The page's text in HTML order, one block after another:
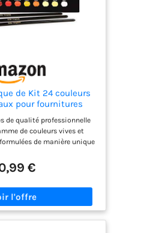
de Kit 24 couleurs
pour fournitures
manuels peintures
sur roche bois
Couleurs vives Non
toxique
de qualité professionnelle
de couleurs vives et
de manière unique
de brillance et de clarté des
beurrée et offrir un
fins. Ces peintures sèchent
brillante Matériaux bruts
€